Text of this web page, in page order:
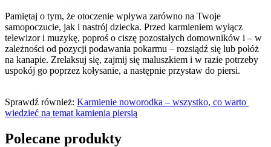
Pamiętaj o tym, że otoczenie wpływa zarówno na Twoje
samopoczucie, jak i nastrój dziecka. Przed karmieniem wyłącz
telewizor i muzykę, poproś o ciszę pozostałych domowników i – w
zależności od pozycji podawania pokarmu – rozsiądź się lub połóż
na kanapie. Zrelaksuj się, zajmij się maluszkiem i w razie potrzeby
uspokój go poprzez kołysanie, a następnie przystaw do piersi.
Sprawdź również: Karmienie noworodka – wszystko, co warto
wiedzieć na temat kamienia piersią
Polecane produkty